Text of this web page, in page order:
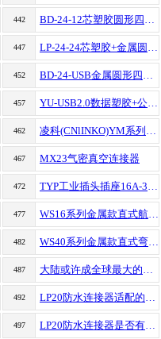
442 BD-24-12芯塑胶圆形四孔防水航空插头连接器
447 LP-24-24芯塑胶+金属圆型单孔防水航空插头信号连接器
452 BD-24-USB金属圆形四孔防水航空插头数据连接器
457 YU-USB2.0数据塑胶+公头+母座防水航空插头连接器
462 凌科(CNlINKO)YM系列工业防水连接器 耐高温低温的连接
467 MX23气密真空连接器
472 TYP工业插头插座16A-32A红色款4芯防水等级IP44
477 WS16系列金属款直式航空插头插座
482 WS40系列金属款直式弯式航空插头插座
487 大陆或许成全球最大的电子垃圾倾倒场
492 LP20防水连接器适配的电缆、线规
497 LP20防水连接器是否有配防水盖？防水盖盖上后的防护等级？